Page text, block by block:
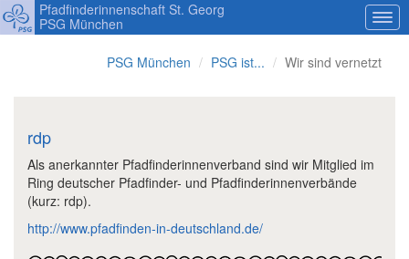
Pfadfinderinnenschaft St. Georg
PSG München
PSG München PSG ist... Wir sind vernetzt
rdp
Als anerkannter Pfadfinderinnenverband sind wir Mitglied im
Ring deutscher Pfadfinder- und Pfadfinderinnenverbände
(kurz: rdp).
http://www.pfadfinden-in-deutschland.de/